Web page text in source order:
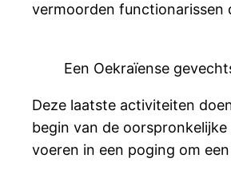
vermoorden functionarissen
Een Oekraïense
Deze laatste activiteiten
begin van de
voeren in een poging om